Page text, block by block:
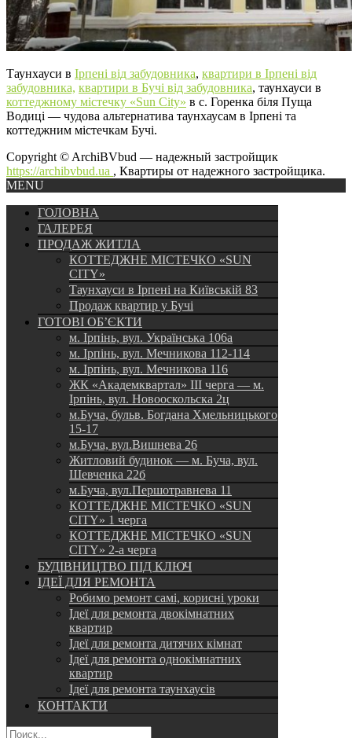
Таунхауси в Ірпені від забудовника, квартири в Ірпені від
забудовника, квартири в Бучі від забудовника, таунхауси в
коттеджному містечку «Sun City» в с. Горенка біля Пуща
Водиці — чудова альтернатива таунхаусам в Ірпені та
коттеджним містечкам Бучі.
Copyright © ArchiBVbud — надежный застройщик
https://archibvbud.ua , Квартиры от надежного застройщика.
MENU
ГОЛОВНА
ГАЛЕРЕЯ
ПРОДАЖ ЖИТЛА
КОТТЕДЖНЕ МІСТЕЧКО «SUN
CITY»
Таунхауси в Ірпені на Київській 83
Продаж квартир у Бучі
ГОТОВІ ОБ’ЄКТИ
м. Ірпінь, вул. Українська 106а
м. Ірпінь, вул. Мечникова 112-114
м. Ірпінь, вул. Мечникова 116
ЖК «Академквартал» III черга — м.
Ірпінь, вул. Новооскольска 2ц
м.Буча, бульв. Богдана Хмельницького
15-17
м.Буча, вул.Вишнева 26
Житловий будинок — м. Буча, вул.
Шевченка 22б
м.Буча, вул.Першотравнева 11
КОТТЕДЖНЕ МІСТЕЧКО «SUN
CITY» 1 черга
КОТТЕДЖНЕ МІСТЕЧКО «SUN
CITY» 2-а черга
БУДІВНИЦТВО ПІД КЛЮЧ
ІДЕЇ ДЛЯ РЕМОНТА
Робимо ремонт самі, корисні уроки
Ідеї для ремонта двокімнатних
квартир
Ідеї для ремонта дитячих кімнат
Ідеї для ремонта однокімнатних
квартир
Ідеї для ремонта таунхаусів
КОНТАКТИ